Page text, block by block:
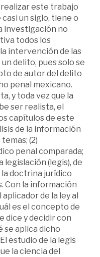
realizar este trabajo
un siglo, tiene o
investigación no
todos los
intervención de las
delito, pues solo se
de autor del delito
penal mexicano.
y toda vez que la
ser realista, el
capítulos de este
de la información
(2)
penal comparada;
legislación (legis), de
la doctrina jurídico
Con la información
de la ley al
es el concepto de
dice y decidir con
aplica dicho
estudio de la legis
la ciencia del